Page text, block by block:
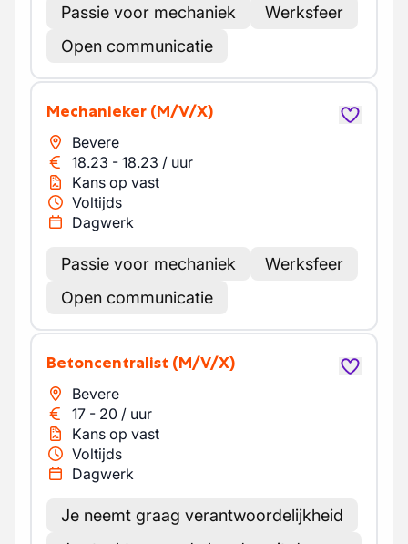
Passie voor mechaniek
Werksfeer
Open communicatie
Mechanieker (M/V/X)
Bevere
18.23 - 18.23 / uur
Kans op vast
Voltijds
Dagwerk
Passie voor mechaniek
Werksfeer
Open communicatie
Betoncentralist (M/V/X)
Bevere
17 - 20 / uur
Kans op vast
Voltijds
Dagwerk
Je neemt graag verantwoordelijkheid